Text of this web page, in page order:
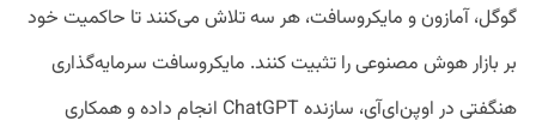
گوگل، آمازون و مایکروسافت، هر سه تلاش می‌کنند تا حاکمیت خود
بر بازار هوش مصنوعی را تثبیت کنند. مایکروسافت سرمایه‌گذاری
هنگفتی در اوپن‌ای‌آی، سازنده ChatGPT انجام داده و همکاری